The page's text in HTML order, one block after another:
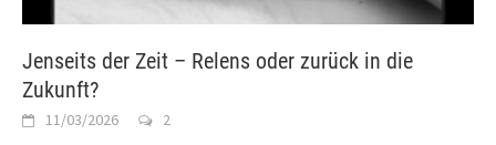
Jenseits der Zeit – Relens oder zurück in die
Zukunft?
11/03/2026 2